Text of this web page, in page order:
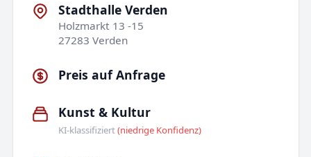
Stadthalle Verden
Holzmarkt 13 -15
27283 Verden
Preis auf Anfrage
Kunst & Kultur
KI-klassifiziert(niedrige Konfidenz)